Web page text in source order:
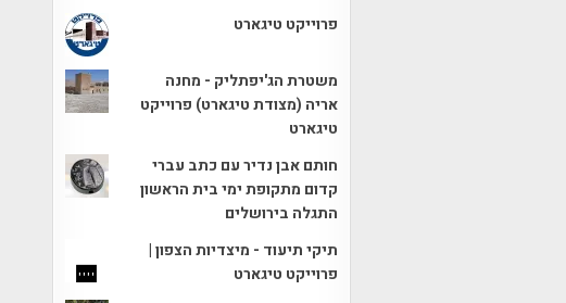
פרוייקט טיגארט
משטרת הג'יפתליק - מחנה
אריה (מצודת טיגארט) פרוייקט
טיגארט
חותם אבן נדיר עם כתב עברי
קדום מתקופת ימי בית הראשון
התגלה בירושלים
תיקי תיעוד - מיצדיות הצפון |
פרוייקט טיגארט